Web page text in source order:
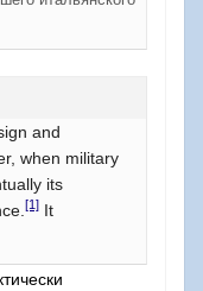
and
when military
its
[1] It